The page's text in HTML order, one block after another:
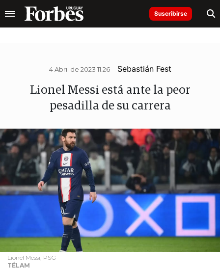
Suscribirse
4 Abril de 2023 11.26 Sebastián Fest
Lionel Messi está ante la peor
pesadilla de su carrera
Lionel Messi, PSG
TÉLAM